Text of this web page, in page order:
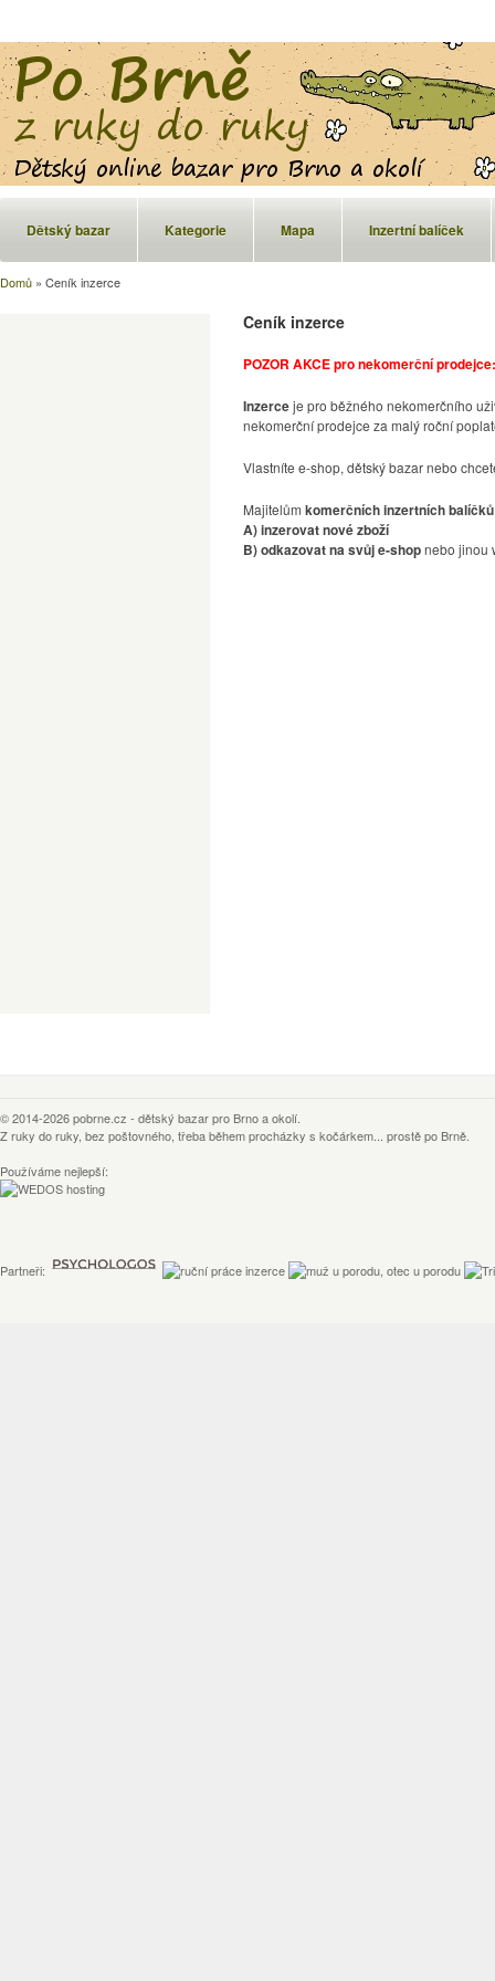
Dětský bazar Kategorie Mapa Inzertní balíček
Domů » Ceník inzerce
Ceník inzerce
POZOR AKCE pro nekomerční
Inzerceje pro běžného nekomerčního
nekomerční prodejce za malý roční
Vlastníte e-shop, dětský bazar nebo
Majitelům komerčních inzertních balíčků
A) inzerovat nové zboží
B) odkazovat na svůj e-shopnebo jinou
© 2014-2026pobrne.cz - dětský bazarpro Brno a okolí.
Z ruky do ruky, bez poštovného, třeba během procházky s kočárkem... prostě po Brně.
Používáme nejlepší:
Partneři: